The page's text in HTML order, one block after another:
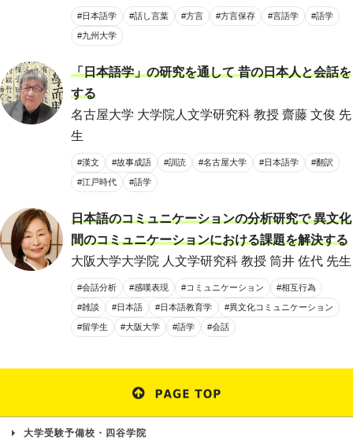
#日本語学 #話し言葉 #方言 #方言保存 #言語学 #語学
#九州大学
「日本語学」の研究を通して 昔の日本人と会話を
する
名古屋大学 大学院人文学研究科 教授 齋藤 文俊 先
生
#漢文 #故事成語 #訓読 #名古屋大学 #日本語学 #翻訳
#江戸時代 #語学
日本語のコミュニケーションの分析研究で 異文化
間のコミュニケーションにおける課題を解決する
大阪大学大学院 人文学研究科 教授 筒井 佐代 先生
#会話分析 #感嘆表現 #コミュニケーション #相互行為
#雑談 #日本語 #日本語教育学 #異文化コミュニケーション
#留学生 #大阪大学 #語学 #会話
大学受験予備校・四谷学院